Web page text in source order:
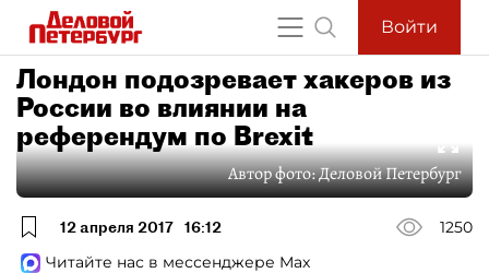
Войти
Лондон подозревает хакеров из
России во влиянии на
референдум по Brexit
Автор фото:Деловой Петербург
12 апреля 2017 16:12
1250
Читайте нас в мессенджере Max